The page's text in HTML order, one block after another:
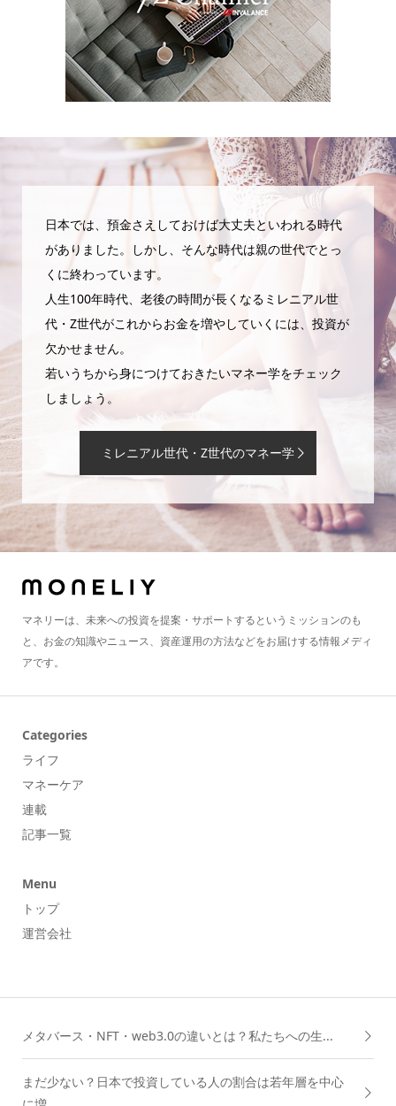
日本では、預金さえしておけば大丈夫といわれる時代
がありました。しかし、そんな時代は親の世代でとっ
くに終わっています。
人生100年時代、老後の時間が長くなるミレニアル世
代・Z世代がこれからお金を増やしていくには、投資が
欠かせません。
若いうちから身につけておきたいマネー学をチェック
しましょう。
ミレニアル世代・Z世代のマネー学
マネリーは、未来への投資を提案・サポートするというミッションのも
と、お金の知識やニュース、資産運用の方法などをお届けする情報メディ
アです。
Categories
ライフ
マネーケア
連載
記事一覧
Menu
トップ
運営会社
メタバース・NFT・web3.0の違いとは？私たちへの生...
まだ少ない？日本で投資している人の割合は若年層を中心